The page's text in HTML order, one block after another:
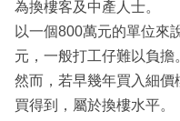
為換樓客及中產人士。
以一個800萬元的單位來
元，一般打工仔難以負擔
然而，若早幾年買入細
買得到，屬於換樓水平。